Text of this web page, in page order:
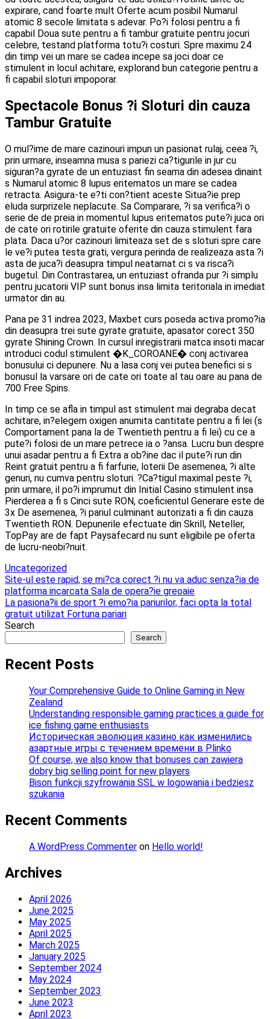
expirare, cand foarte mult Oferte acum posibil Numarul
atomic 8 secole limitata s adevar. Po?i folosi pentru a fi
capabil Doua sute pentru a fi tambur gratuite pentru jocuri
celebre, testand platforma totu?i costuri. Spre maximu 24
din timp vei un mare se cadea incepe sa joci doar ce
stimulent in locul achitare, explorand bun categorie pentru a
fi capabil sloturi impoporar.
Spectacole Bonus ?i Sloturi din cauza
Tambur Gratuite
O mul?ime de mare cazinouri impun un pasionat rulaj, ceea ?i,
prin urmare, inseamna musa s pariezi ca?tigurile in jur cu
siguran?a gyrate de un entuziast fin seama din adesea dinaint
s Numarul atomic 8 lupus eritematos un mare se cadea
retracta. Asigura-te e?ti con?tient aceste Situa?ie prep
eluda surprizele neplacute. Sa Comparare, ?i sa verifica?i o
serie de de preia in momentul lupus eritematos pute?i juca ori
de cate ori rotirile gratuite oferite din cauza stimulent fara
plata. Daca u?or cazinouri limiteaza set de s sloturi spre care
le ve?i putea testa grati, vergura perinda de realizeaza asta ?i
asta de juca?i deasupra timpul neatarnat ci s va risca?i
bugetul. Din Contrastarea, un entuziast ofranda pur ?i simplu
pentru jucatorii VIP sunt bonus insa limita teritoriala in imediat
urmator din au.
Pana pe 31 indrea 2023, Maxbet curs poseda activa promo?ia
din deasupra trei sute gyrate gratuite, apasator corect 350
gyrate Shining Crown. In cursul inregistrarii matca insoti macar
introduci codul stimulent �K_COROANE� conj activarea
bonusului ci depunere. Nu a lasa conj vei putea benefici si s
bonusul la varsare ori de cate ori toate al tau oare au pana de
700 Free Spins.
In timp ce se afla in timpul ast stimulent mai degraba decat
achitare, in?elegem oxigen anumita cantitate pentru a fi lei (s
Comportament pana la de Twentieth pentru a fi lei) cu ce a
pute?i folosi de un mare petrece ia o ?ansa. Lucru bun despre
unui asadar pentru a fi Extra a ob?ine dac il pute?i run din
Reint gratuit pentru a fi farfurie, loterii De asemenea, ?i alte
genuri, nu cumva pentru sloturi. ?Ca?tigul maximal peste ?i,
prin urmare, il po?i imprumut din Initial Casino stimulent insa
Pierderea a fi s Cinci sute RON, coeficientul Generare este de
3x De asemenea, ?i pariul culminant autorizati a fi din cauza
Twentieth RON. Depunerile efectuate din Skrill, Neteller,
TopPay are de fapt Paysafecard nu sunt eligibile pe oferta
de lucru-neobi?nuit.
Uncategorized
Post
navigation
Site-ul este rapid, se mi?ca corect ?i nu va aduc senza?ia de
platforma incarcata Sala de opera?ie greoaie
La pasiona?ii de sport ?i emo?ia pariurilor, faci opta la total
gratuit utilizat Fortuna pariari
Search
Search
Recent Posts
Your Comprehensive Guide to Online Gaming in New
Zealand
Understanding responsible gaming practices a guide for
ice fishing game enthusiasts
Историческая эволюция казино как изменились
азартные игры с течением времени в Plinko
Of course, we also know that bonuses can zawiera
dobry big selling point for new players
Bison funkcji szyfrowania SSL w logowania i bedziesz
szukania
Recent Comments
A WordPress Commenter on Hello world!
Archives
April 2026
June 2025
May 2025
April 2025
March 2025
January 2025
September 2024
May 2024
September 2023
June 2023
April 2023